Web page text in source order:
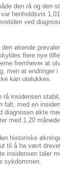
den rå og den
henholdsvis
ved
økende
flere nye
fremhever at
men at endringer
kan utelukkes.
rå insidensen
falt, med en
diagnosen økte
med 1,20
historiske
til å ha vært
insidensen taler
sykdommen.